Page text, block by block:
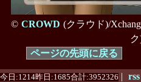
© CROWD (クラウド)/
ページの先頭に戻る
今日:1214昨日:1685合計:3952326 | rss